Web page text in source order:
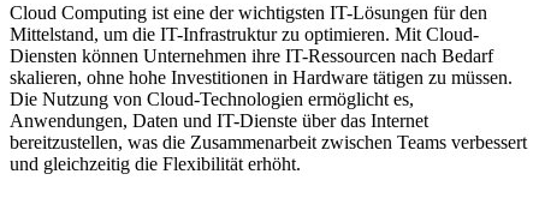
Cloud Computing ist eine der wichtigsten IT-Lösungen für den
Mittelstand, um die IT-Infrastruktur zu optimieren. Mit Cloud-
Diensten können Unternehmen ihre IT-Ressourcen nach Bedarf
skalieren, ohne hohe Investitionen in Hardware tätigen zu müssen.
Die Nutzung von Cloud-Technologien ermöglicht es,
Anwendungen, Daten und IT-Dienste über das Internet
bereitzustellen, was die Zusammenarbeit zwischen Teams verbessert
und gleichzeitig die Flexibilität erhöht.